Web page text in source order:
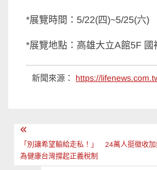
*展覽時間 ：5/22(四)~5/25(六)
*展覽地點 ： 高雄大立A館5F 國
新聞來源： https://
文
章「別讓希望輸給走私！」 24萬人挺徵收
為健康台灣撐起正義稅制